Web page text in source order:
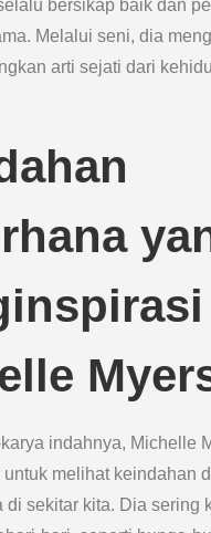
bersikap baik dan
Melalui seni, dia
arti sejati dari
indahnya, Michelle
melihat keindahan
di sekitar kita. Dia sering